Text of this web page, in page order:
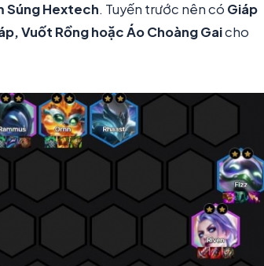
Súng Hextech. Tuyến trước nên có Giáp
Vuốt Rồng hoặc Áo Choàng Gaicho